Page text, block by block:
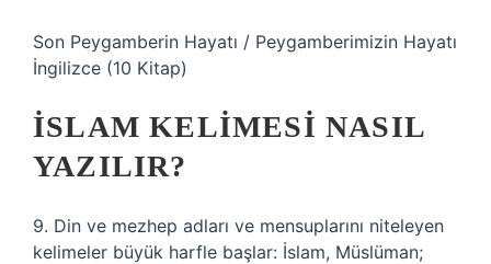
Son Peygamberin Hayatı / Peygamberimizin Hayatı
İngilizce (10 Kitap)
İSLAM KELIMESI NASIL
YAZILIR?
9. Din ve mezhep adları ve mensuplarını niteleyen
kelimeler büyük harfle başlar: İslam, Müslüman;